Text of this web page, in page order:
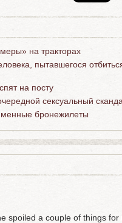
на тракторах
пытавшегося
на посту
сексуальный
бронежилеты
spoiled a couple of things for